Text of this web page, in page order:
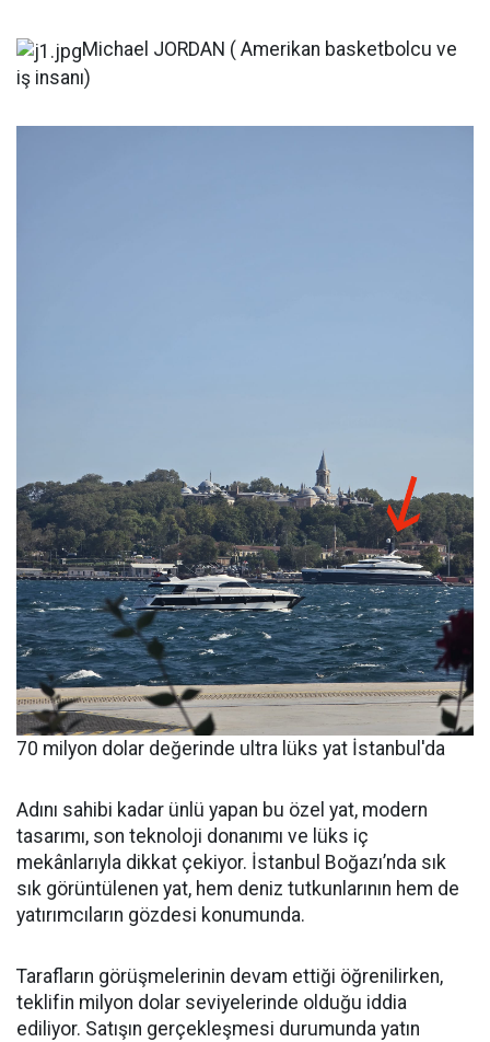
Michael JORDAN ( Amerikan basketbolcu ve
iş insanı)
70 milyon dolar değerinde ultra lüks yat İstanbul'da
Adını sahibi kadar ünlü yapan bu özel yat, modern
tasarımı, son teknoloji donanımı ve lüks iç
mekânlarıyla dikkat çekiyor. İstanbul Boğazı’nda sık
sık görüntülenen yat, hem deniz tutkunlarının hem de
yatırımcıların gözdesi konumunda.
Tarafların görüşmelerinin devam ettiği öğrenilirken,
teklifin milyon dolar seviyelerinde olduğu iddia
ediliyor. Satışın gerçekleşmesi durumunda yatın